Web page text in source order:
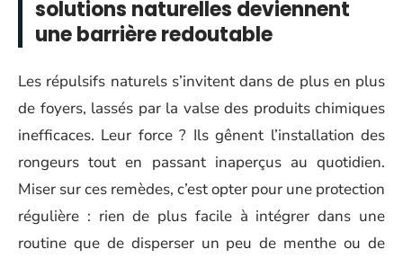
solutions naturelles deviennent
une barrière redoutable
Les répulsifs naturels s’invitent dans de plus en plus
de foyers, lassés par la valse des produits chimiques
inefficaces. Leur force ? Ils gênent l’installation des
rongeurs tout en passant inaperçus au quotidien.
Miser sur ces remèdes, c’est opter pour une protection
régulière : rien de plus facile à intégrer dans une
routine que de disperser un peu de menthe ou de